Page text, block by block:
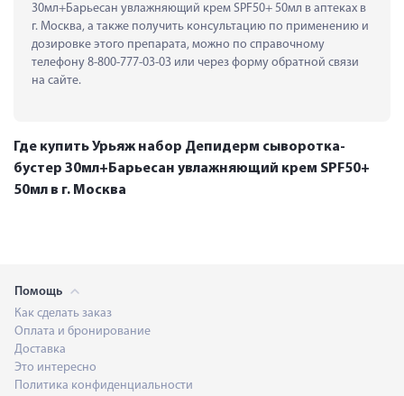
30мл+Барьесан увлажняющий крем SPF50+ 50мл в аптеках в
г. Москва, а также получить консультацию по применению и
дозировке этого препарата, можно по справочному
телефону 8-800-777-03-03 или через форму обратной связи
на сайте.
Где купить Урьяж набор Депидерм сыворотка-
бустер 30мл+Барьесан увлажняющий крем SPF50+
50мл в г. Москва
Помощь
Как сделать заказ
Оплата и бронирование
Доставка
Это интересно
Политика конфиденциальности